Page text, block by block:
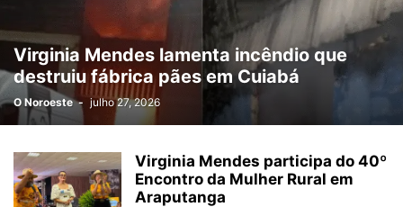
Virginia Mendes lamenta incêndio que
destruiu fábrica pães em Cuiabá
O Noroeste - julho 27, 2026
Virginia Mendes participa do 40º
Encontro da Mulher Rural em
Araputanga